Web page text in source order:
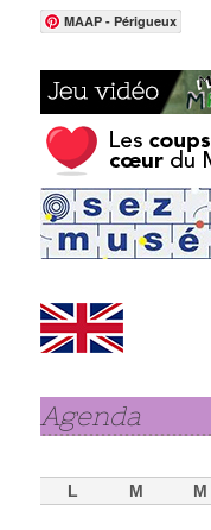
MAAP - Périgueux
Agenda
L M M